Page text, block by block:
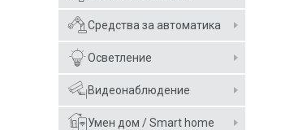
Средства за автоматика
Осветление
Видеонаблюдение
Умен дом / Smart home